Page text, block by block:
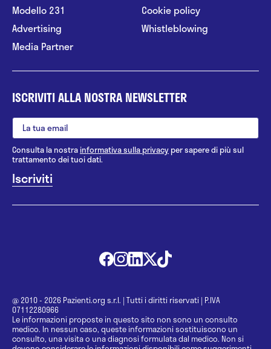
Modello 231
Advertising
Media Partner
Cookie policy
Whistleblowing
ISCRIVITI ALLA NOSTRA NEWSLETTER
Consulta la nostrainformativa sulla privacy per sapere di più sul
trattamento dei tuoi dati.
@ 2010 - 2026 Pazienti.org s.r.l. | Tutti i diritti riservati | P.IVA
07112280966
Le informazioni proposte in questo sito non sono un consulto
medico. In nessun caso, queste informazioni sostituiscono un
consulto, una visita o una diagnosi formulata dal medico. Non si